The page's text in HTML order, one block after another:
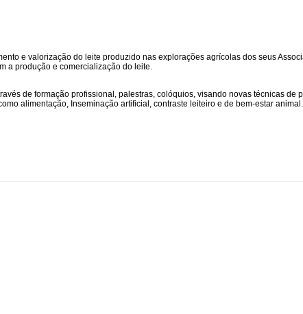
e valorização do leite produzido nas explorações agrícolas dos seus
a produção e comercialização do leite.
de formação profissional, palestras, colóquios, visando novas técnicas de
alimentação, Inseminação artificial, contraste leiteiro e de bem-estar animal.